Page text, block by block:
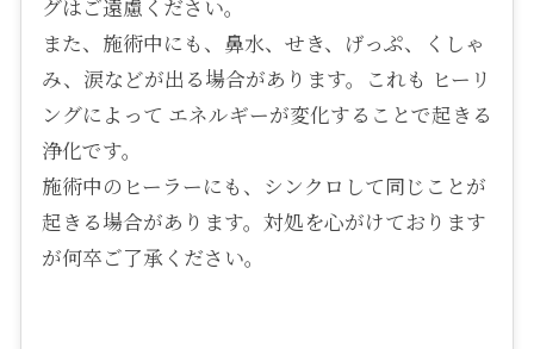
グはご遠慮ください。
また、施術中にも、鼻水、せき、げっぷ、くしゃ
み、涙などが出る場合があります。これも ヒーリ
ングによって エネルギーが変化することで起きる
浄化です。
施術中のヒーラーにも、シンクロして同じことが
起きる場合があります。対処を心がけております
が何卒ご了承ください。